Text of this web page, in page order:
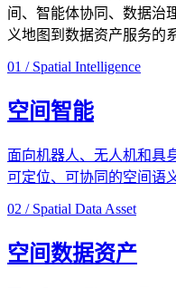
间、智能体协同、数据治
义地图到数据资产服务的
01 / Spatial Intelligence
空间智能
面向机器人、无人机和具
可定位、可协同的空间语
02 / Spatial Data Asset
空间数据资产